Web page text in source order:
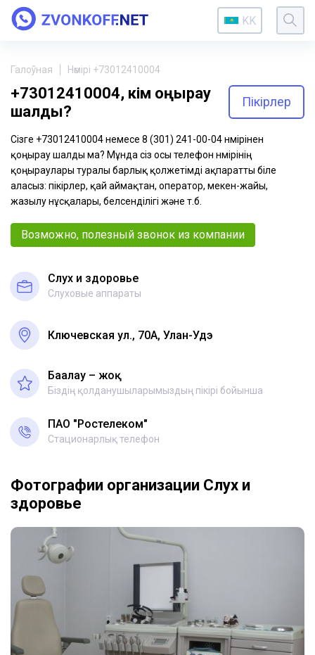
KK
Галоўная Нөмірі +73012410004
+73012410004, кім қоңырау
шалды?
Пікірлер
Сізге +73012410004 немесе 8 (301) 241-00-04 нөмірінен
қоңырау шалды ма? Мұнда сіз осы телефон нөмірінің
қоңыраулары туралы барлық қолжетімді ақпаратты біле
аласыз: пікірлер, қай аймақтан, оператор, мекен-жайы,
жазылу нұсқалары, белсенділігі және т.б.
Возможно, полезный звонок из компании
Слух и здоровье
Слуховые аппараты
Ключевская ул., 70А, Улан-Удэ
Бағалау – жоқ
Біздің қолданушыларымыздың пікірі бойынша
ПАО "Ростелеком"
Стационарлық телефон
Фотографии организации Слух и
здоровье